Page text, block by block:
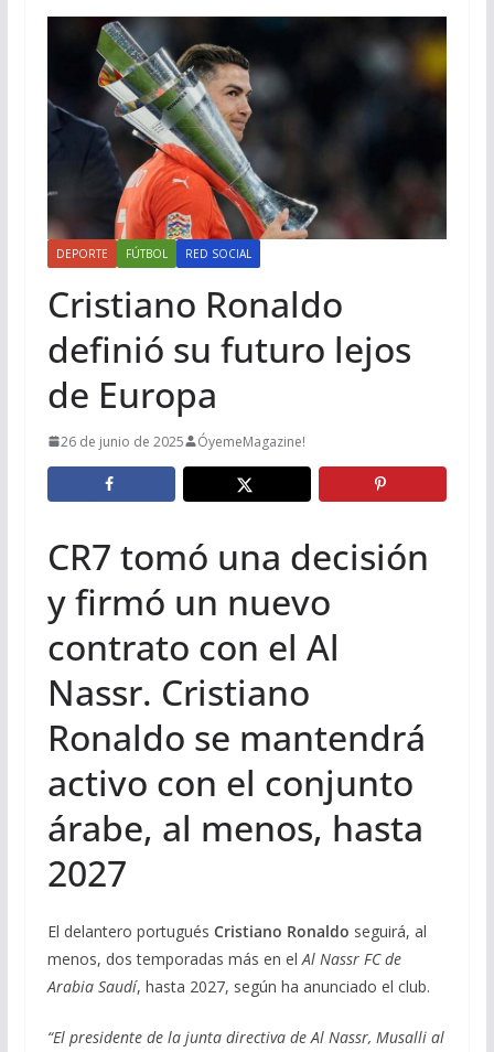
DEPORTE FÚTBOL RED SOCIAL
Cristiano Ronaldo
definió su futuro lejos
de Europa
26 de junio de 2025 ÓyemeMagazine!
CR7 tomó una decisión
y firmó un nuevo
contrato con el Al
Nassr. Cristiano
Ronaldo se mantendrá
activo con el conjunto
árabe, al menos, hasta
2027
El delantero portugués Cristiano Ronaldo seguirá, al
menos, dos temporadas más en el Al Nassr FC de
Arabia Saudí, hasta 2027, según ha anunciado el club.
“El presidente de la junta directiva de Al Nassr, Musalli al